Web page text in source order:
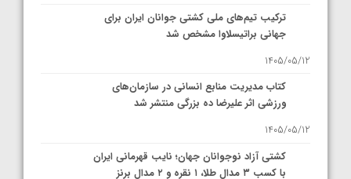
ترکیب تیم‌های ملی کشتی جوانان ایران برای
جهانی براتیسلاوا مشخص شد
1405/05/12
کتاب مدیریت منابع انسانی در سازمان‌های
ورزشی اثر علیرضا ده بزرگی منتشر شد
1405/05/12
کشتی آزاد نوجوانان جهان؛ نایب قهرمانی ایران
با کسب ۳ مدال طلا، ۱ نقره و ۲ مدال برنز